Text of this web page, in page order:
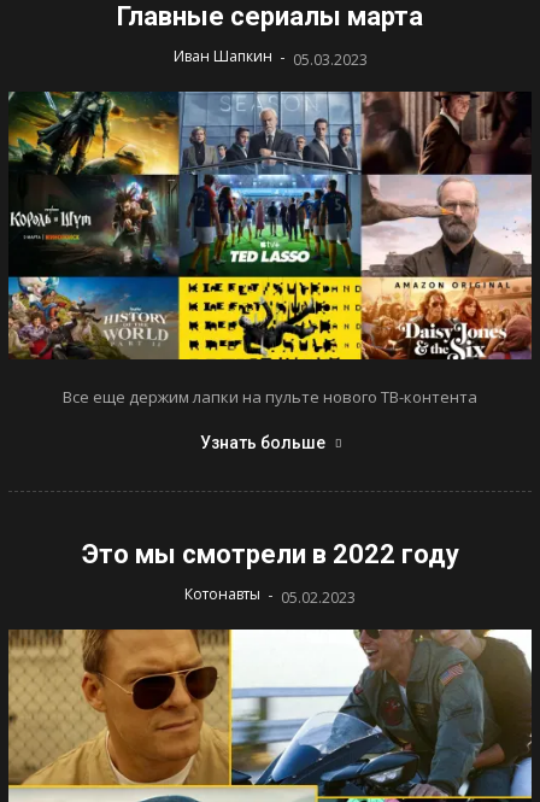
Главные сериалы марта
Иван Шапкин - 05.03.2023
Все еще держим лапки на пульте нового ТВ-контента
Узнать больше
Это мы смотрели в 2022 году
Котонавты - 05.02.2023